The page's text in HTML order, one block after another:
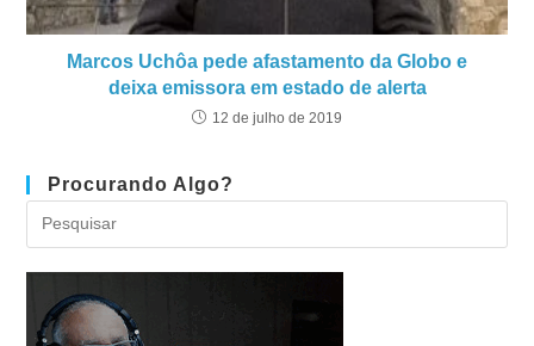
Marcos Uchôa pede afastamento da Globo e
deixa emissora em estado de alerta
12 de julho de 2019
Procurando Algo?